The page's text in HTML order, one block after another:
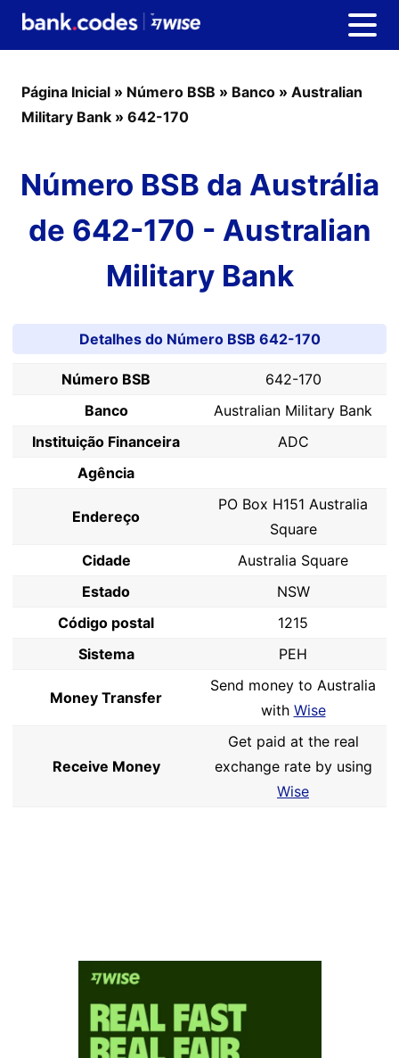
Página Inicial » Número BSB » Banco » Australian
Military Bank » 642-170
Número BSB da Austrália
de 642-170 - Australian
Military Bank
Detalhes do Número BSB 642-170
Número BSB
642-170
Banco
Australian Military Bank
Instituição Financeira
ADC
Agência
Endereço
PO Box H151 Australia
Square
Cidade
Australia Square
Estado
NSW
Código postal
1215
Sistema
PEH
Money Transfer
Send money to Australia
with Wise
Receive Money
Get paid at the real
exchange rate by using
Wise